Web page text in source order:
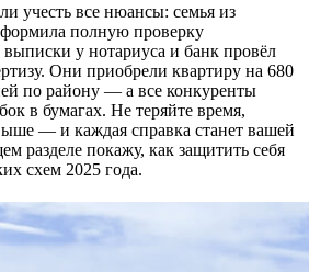
учесть все нюансы: семья из
полную проверку
выписки у нотариуса и банк провёл
Они приобрели квартиру на 680
по району — а все конкуренты
в бумагах. Не теряйте время,
— и каждая справка станет вашей
разделе покажу, как защитить себя
схем 2025 года.